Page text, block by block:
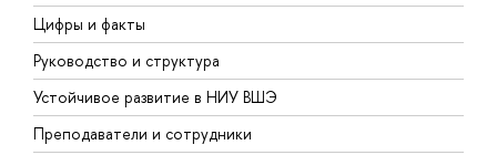
Цифры и факты
Руководство и структура
Устойчивое развитие в НИУ ВШЭ
Преподаватели и сотрудники